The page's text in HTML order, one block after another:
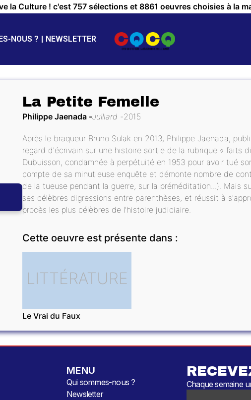
la Culture ! c'est 757 sélections et 8861 oeuvres choisies à la
NOUS ? NEWSLETTER
La Petite Femelle
Philippe Jaenada Julliard 2015
Après le braqueur Bruno Sulak en 2013, Philippe Jaenada,
regard d'écrivain sur une histoire sortie de la rubrique « faits
Dubuisson, condamnée à perpétuité en 1953 pour avoir tué
compte de sa minutieuse enquête et démonte nombre de
de la tueuse pendant la guerre, sur la préméditation...). Mais
ses célèbres digressions entre parenthèses, et réussit à
procès les plus célèbres de l'histoire judiciaire.
Cette oeuvre est présente dans :
LITTÉRATURE
Le Vrai du Faux
MENU
Qui sommes-nous ?
Newsletter
Chaque semaine